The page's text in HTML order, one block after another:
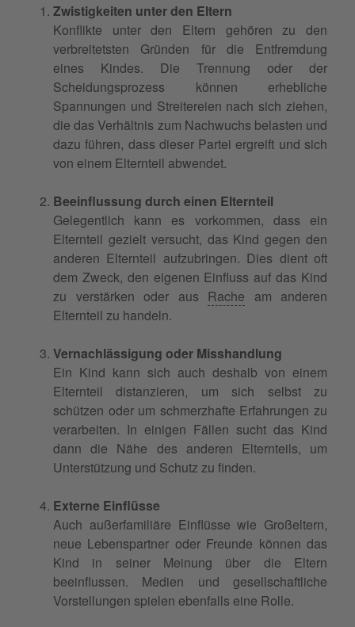
Zwistigkeiten unter den Eltern
Konflikte unter den Eltern gehören zu den
verbreitetsten Gründen für die Entfremdung
eines Kindes. Die Trennung oder der
Scheidungsprozess können erhebliche
Spannungen und Streitereien nach sich ziehen,
die das Verhältnis zum Nachwuchs belasten und
dazu führen, dass dieser Partei ergreift und sich
von einem Elternteil abwendet.
Beeinflussung durch einen Elternteil
Gelegentlich kann es vorkommen, dass ein
Elternteil gezielt versucht, das Kind gegen den
anderen Elternteil aufzubringen. Dies dient oft
dem Zweck, den eigenen Einfluss auf das Kind
zu verstärken oder aus Rache am anderen
Elternteil zu handeln.
Vernachlässigung oder Misshandlung
Ein Kind kann sich auch deshalb von einem
Elternteil distanzieren, um sich selbst zu
schützen oder um schmerzhafte Erfahrungen zu
verarbeiten. In einigen Fällen sucht das Kind
dann die Nähe des anderen Elternteils, um
Unterstützung und Schutz zu finden.
Externe Einflüsse
Auch außerfamiliäre Einflüsse wie Großeltern,
neue Lebenspartner oder Freunde können das
Kind in seiner Meinung über die Eltern
beeinflussen. Medien und gesellschaftliche
Vorstellungen spielen ebenfalls eine Rolle.